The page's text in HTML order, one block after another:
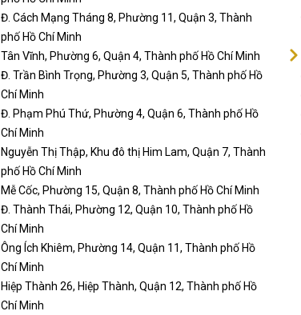
Đ. Cách Mạng Tháng 8, Phường 11, Quận 3, Thành
phố Hồ Chí Minh
Tân Vĩnh, Phường 6, Quận 4, Thành phố Hồ Chí Minh
Đ. Trần Bình Trọng, Phường 3, Quận 5, Thành phố Hồ
Chí Minh
Đ. Phạm Phú Thứ, Phường 4, Quận 6, Thành phố Hồ
Chí Minh
Nguyễn Thị Thập, Khu đô thị Him Lam, Quận 7, Thành
phố Hồ Chí Minh
Mễ Cốc, Phường 15, Quận 8, Thành phố Hồ Chí Minh
Đ. Thành Thái, Phường 12, Quận 10, Thành phố Hồ
Chí Minh
Ông Ích Khiêm, Phường 14, Quận 11, Thành phố Hồ
Chí Minh
Hiệp Thành 26, Hiệp Thành, Quận 12, Thành phố Hồ
Chí Minh